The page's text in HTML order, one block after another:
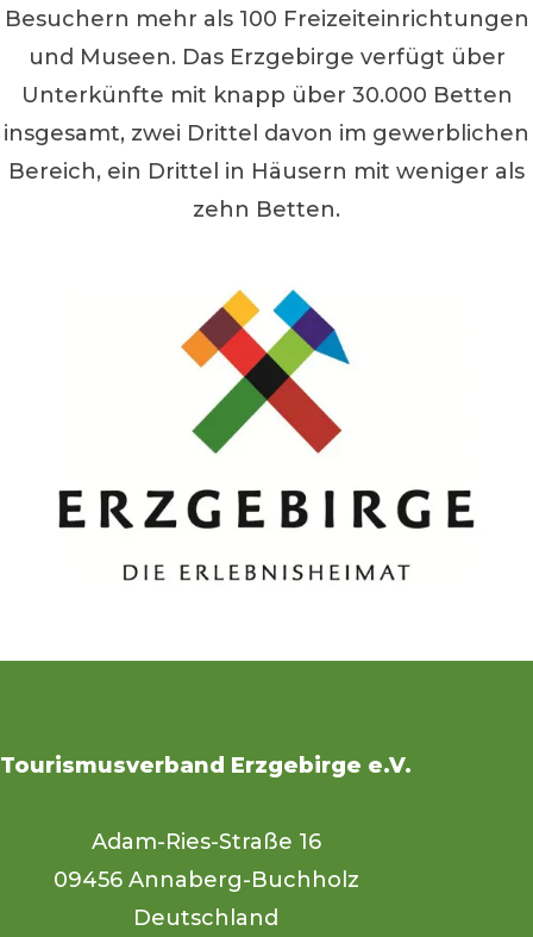
Besuchern mehr als 100 Freizeiteinrichtungen
und Museen. Das Erzgebirge verfügt über
Unterkünfte mit knapp über 30.000 Betten
insgesamt, zwei Drittel davon im gewerblichen
Bereich, ein Drittel in Häusern mit weniger als
zehn Betten.
Tourismusverband Erzgebirge e.V.
Adam-Ries-Straße 16
09456 Annaberg-Buchholz
Deutschland